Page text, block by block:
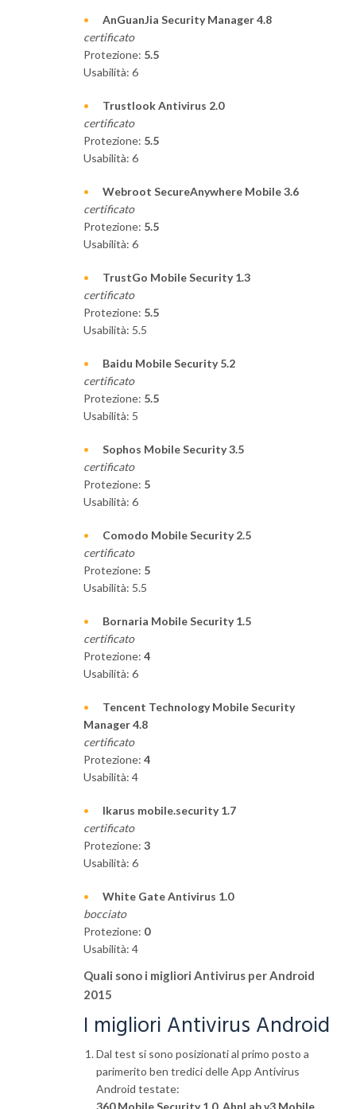
AnGuanJia Security Manager 4.8
certificato
Protezione: 5.5
Usabilità: 6
Trustlook Antivirus 2.0
certificato
Protezione: 5.5
Usabilità: 6
Webroot SecureAnywhere Mobile 3.6
certificato
Protezione: 5.5
Usabilità: 6
TrustGo Mobile Security 1.3
certificato
Protezione: 5.5
Usabilità: 5.5
Baidu Mobile Security 5.2
certificato
Protezione: 5.5
Usabilità: 5
Sophos Mobile Security 3.5
certificato
Protezione: 5
Usabilità: 6
Comodo Mobile Security 2.5
certificato
Protezione: 5
Usabilità: 5.5
Bornaria Mobile Security 1.5
certificato
Protezione: 4
Usabilità: 6
Tencent Technology Mobile Security
Manager 4.8
certificato
Protezione: 4
Usabilità: 4
Ikarus mobile.security 1.7
certificato
Protezione: 3
Usabilità: 6
White Gate Antivirus 1.0
bocciato
Protezione: 0
Usabilità: 4
Quali sono i migliori Antivirus per Android
2015
I migliori Antivirus Android
Dal test si sono posizionati al primo posto a
parimerito ben tredici delle App Antivirus
Android testate:
360 Mobile Security 1.0, AhnLab v3 Mobile